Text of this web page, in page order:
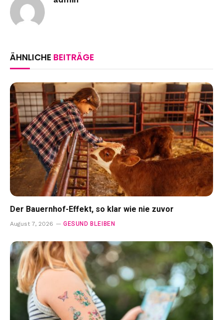
ÄHNLICHE BEITRÄGE
Der Bauernhof-Effekt, so klar wie nie zuvor
August 7, 2026 GESUND BLEIBEN